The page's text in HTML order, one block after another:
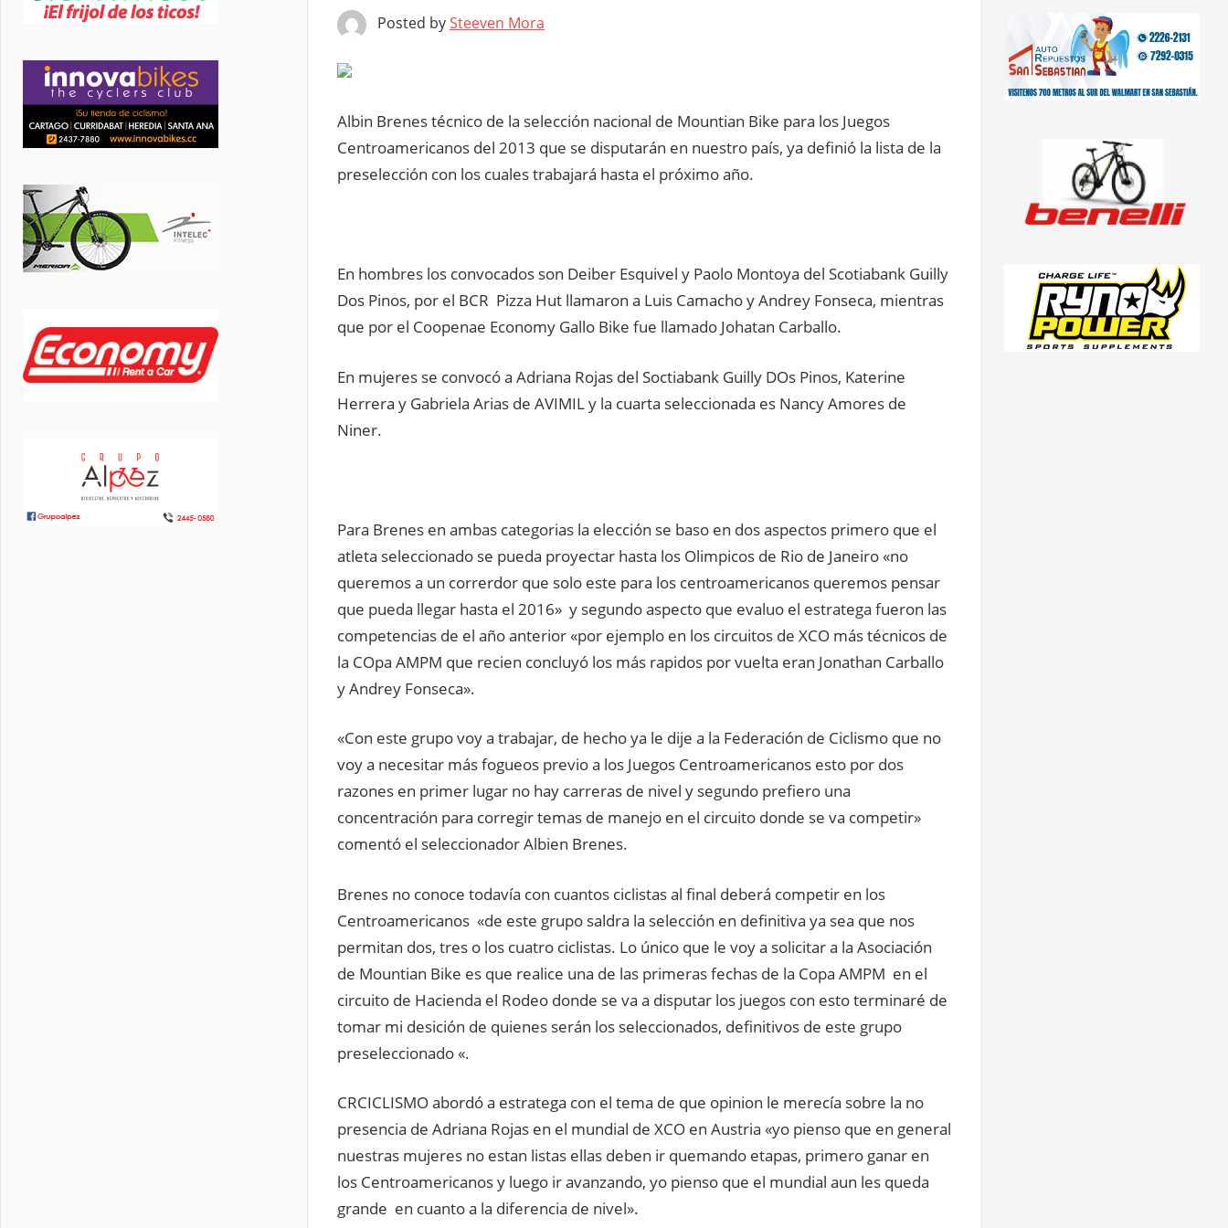
Posted bySteeven Mora
Albin Brenes técnico de la selección nacional de Mountian Bike para los Juegos
Centroamericanos del 2013 que se disputarán en nuestro país, ya definió la lista de la
preselección con los cuales trabajará hasta el próximo año.
En hombres los convocados son Deiber Esquivel y Paolo Montoya del Scotiabank Guilly
Dos Pinos, por el BCR Pizza Hut llamaron a Luis Camacho y Andrey Fonseca, mientras
que por el Coopenae Economy Gallo Bike fue llamado Johatan Carballo.
En mujeres se convocó a Adriana Rojas del Soctiabank Guilly DOs Pinos, Katerine
Herrera y Gabriela Arias de AVIMIL y la cuarta seleccionada es Nancy Amores de
Niner.
Para Brenes en ambas categorias la elección se baso en dos aspectos primero que el
atleta seleccionado se pueda proyectar hasta los Olimpicos de Rio de Janeiro «no
queremos a un correrdor que solo este para los centroamericanos queremos pensar
que pueda llegar hasta el 2016» y segundo aspecto que evaluo el estratega fueron las
competencias de el año anterior «por ejemplo en los circuitos de XCO más técnicos de
la COpa AMPM que recien concluyó los más rapidos por vuelta eran Jonathan Carballo
y Andrey Fonseca».
«Con este grupo voy a trabajar, de hecho ya le dije a la Federación de Ciclismo que no
voy a necesitar más fogueos previo a los Juegos Centroamericanos esto por dos
razones en primer lugar no hay carreras de nivel y segundo prefiero una
concentración para corregir temas de manejo en el circuito donde se va competir»
comentó el seleccionador Albien Brenes.
Brenes no conoce todavía con cuantos ciclistas al final deberá competir en los
Centroamericanos «de este grupo saldra la selección en definitiva ya sea que nos
permitan dos, tres o los cuatro ciclistas. Lo único que le voy a solicitar a la Asociación
de Mountian Bike es que realice una de las primeras fechas de la Copa AMPM en el
circuito de Hacienda el Rodeo donde se va a disputar los juegos con esto terminaré de
tomar mi desición de quienes serán los seleccionados, definitivos de este grupo
preseleccionado «.
CRCICLISMO abordó a estratega con el tema de que opinion le merecía sobre la no
presencia de Adriana Rojas en el mundial de XCO en Austria «yo pienso que en general
nuestras mujeres no estan listas ellas deben ir quemando etapas, primero ganar en
los Centroamericanos y luego ir avanzando, yo pienso que el mundial aun les queda
grande en cuanto a la diferencia de nivel».